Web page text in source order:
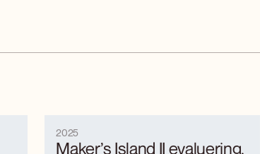
Maker’s Island II evaluering.
2025